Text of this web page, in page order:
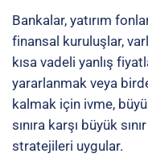
Bankalar, yatırım
finansal kuruluşlar,
kısa vadeli yanlış
yararlanmak veya
kalmak için ivme,
sınıra karşı büyük
stratejileri uygular.